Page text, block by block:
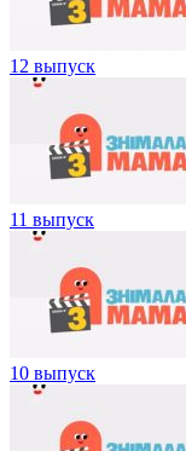
12 выпуск
11 выпуск
10 выпуск